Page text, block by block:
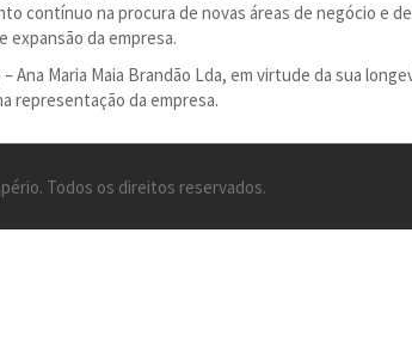
contínuo na procura de novas áreas de negócio e
expansão da empresa.
Ana Maria Maia Brandão Lda, em virtude da sua
representação da empresa.
Todos os direitos reservados.